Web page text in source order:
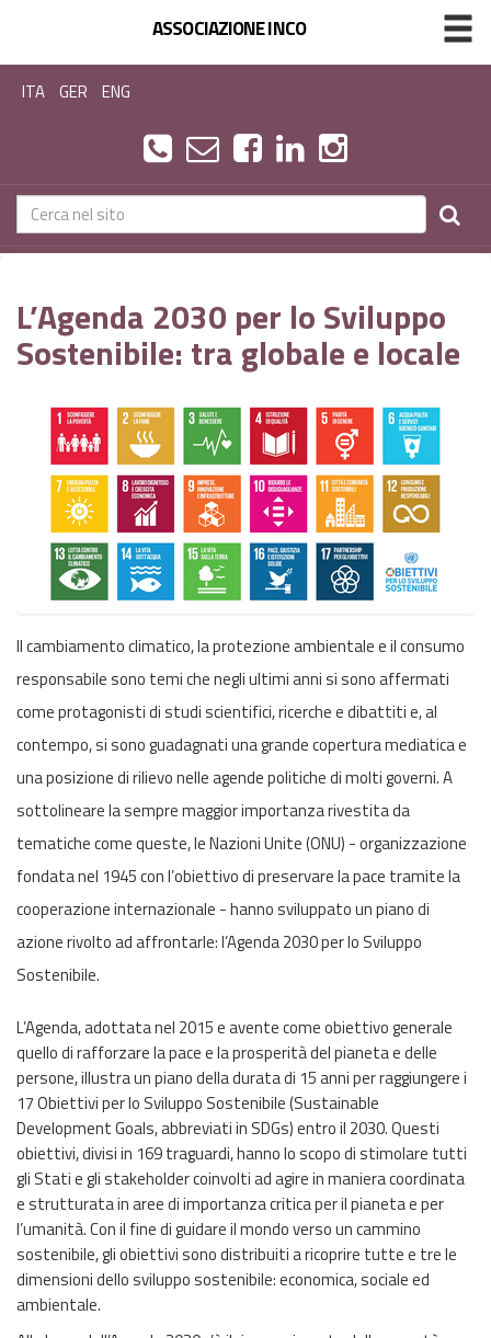
ASSOCIAZIONE INCO
ITA GER ENG
L’Agenda 2030 per lo Sviluppo
Sostenibile: tra globale e locale
Il cambiamento climatico, la protezione ambientale e il consumo
responsabile sono temi che negli ultimi anni si sono affermati
come protagonisti di studi scientifici, ricerche e dibattiti e, al
contempo, si sono guadagnati una grande copertura mediatica e
una posizione di rilievo nelle agende politiche di molti governi. A
sottolineare la sempre maggior importanza rivestita da
tematiche come queste, le Nazioni Unite (ONU) - organizzazione
fondata nel 1945 con l’obiettivo di preservare la pace tramite la
cooperazione internazionale - hanno sviluppato un piano di
azione rivolto ad affrontarle: l’Agenda 2030 per lo Sviluppo
Sostenibile.
L’Agenda, adottata nel 2015 e avente come obiettivo generale
quello di rafforzare la pace e la prosperità del pianeta e delle
persone, illustra un piano della durata di 15 anni per raggiungere i
17 Obiettivi per lo Sviluppo Sostenibile (Sustainable
Development Goals, abbreviati in SDGs) entro il 2030. Questi
obiettivi, divisi in 169 traguardi, hanno lo scopo di stimolare tutti
gli Stati e gli stakeholder coinvolti ad agire in maniera coordinata
e strutturata in aree di importanza critica per il pianeta e per
l’umanità. Con il fine di guidare il mondo verso un cammino
sostenibile, gli obiettivi sono distribuiti a ricoprire tutte e tre le
dimensioni dello sviluppo sostenibile: economica, sociale ed
ambientale.